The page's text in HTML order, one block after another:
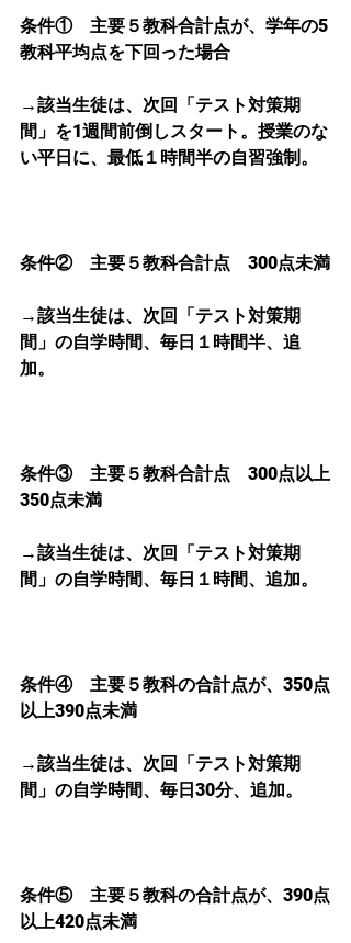
条件①　主要５教科合計点が、学年の5
教科平均点を下回った場合
→該当生徒は、次回「テスト対策期
間」を1週間前倒しスタート。授業のな
い平日に、最低１時間半の自習強制。
条件②　主要５教科合計点　300点未満
→該当生徒は、次回「テスト対策期
間」の自学時間、毎日１時間半、追
加。
条件③　主要５教科合計点　300点以上
350点未満
→該当生徒は、次回「テスト対策期
間」の自学時間、毎日１時間、追加。
条件④　主要５教科の合計点が、350点
以上390点未満
→該当生徒は、次回「テスト対策期
間」の自学時間、毎日30分、追加。
条件⑤　主要５教科の合計点が、390点
以上420点未満